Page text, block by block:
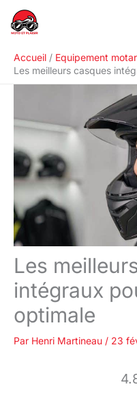
Accueil
Equipement
Les meilleurs casques
Les
intégraux
optimale
Par Henri Martineau / 23
R
e
h
e
c
e
r